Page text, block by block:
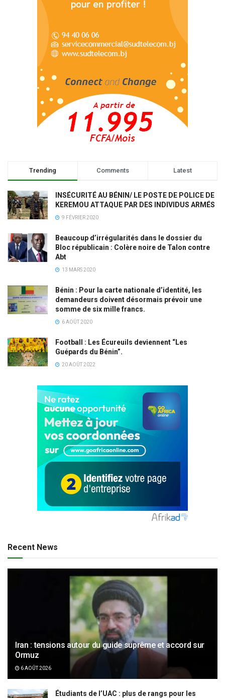
Trending Comments Latest
INSÉCURITÉ AU BÉNIN/ LE POSTE DE POLICE DE
KEREMOU ATTAQUE PAR DES INDIVIDUS ARMÉS
9 FÉVRIER 2020
Beaucoup d’irrégularités dans le dossier du
Bloc républicain : Colère noire de Talon contre
Abt
13 MARS 2020
Bénin : Pour la carte nationale d’identité, les
demandeurs doivent désormais prévoir une
somme de six mille francs.
6 AOÛT 2020
Football : Les Écureuils deviennent “Les
Guépards du Bénin”.
20 AOÛT 2022
Recent News
Iran : tensions autour du guide suprême et accord sur
Ormuz
6 AOÛT 2026
Étudiants de l’UAC : plus de rangs pour les